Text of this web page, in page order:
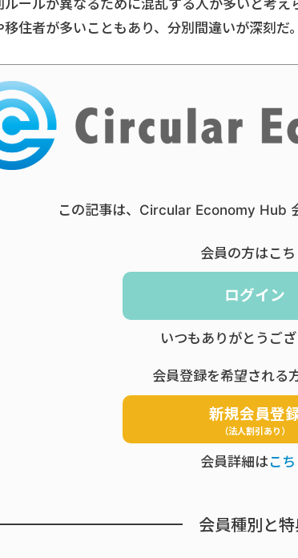
ルールが異なるために混乱する人が多いと考
移住者が多いこともあり、分別間違いが深刻だ。
この記事は、Circular Economy Hub
会員の方はこち
ログイン
いつもありがとうござ
会員登録を希望される
新規会員登
（法人割引あり）
会員詳細はこち
会員種別と